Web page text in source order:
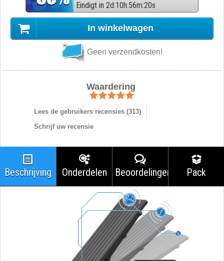
Eindigt in 2d:10h:56m:19s
In winkelwagen
Geen verzendkosten!
Waardering
Lees de gebruikers recensies (313)
Schrijf uw recensie
Beschrijving Onderdelen Beoordelingen Pack